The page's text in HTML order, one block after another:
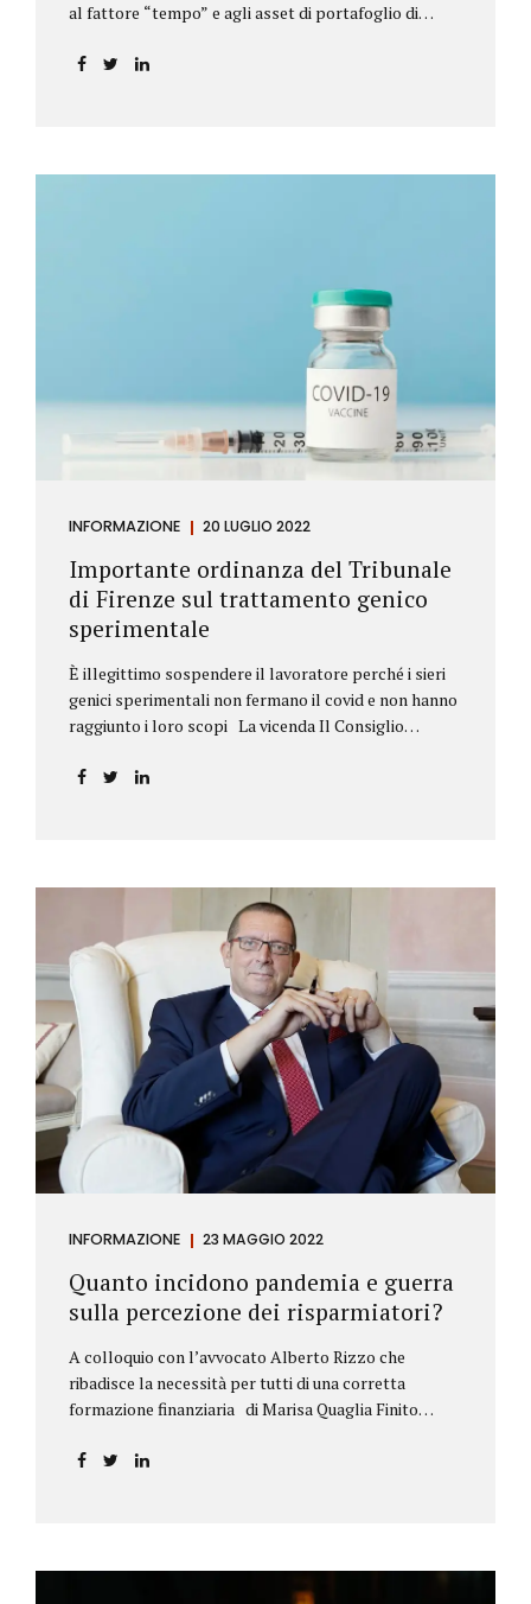
al fattore “tempo” e agli asset di portafoglio di
l’investitore Nelle definizioni di Wikipedia si legge:
Investitore: è colui che decide di investire il proprio
loro investimenti, mentre gli speculatori cercano...
INFORMAZIONE 20 LUGLIO 2022
Importante ordinanza del Tribunale
di Firenze sul trattamento genico
sperimentale
È illegittimo sospendere il lavoratore perché i sieri
genici sperimentali non fermano il covid e non hanno
raggiunto i loro scopi La vicenda Il Consiglio
alla sospensione di una propria iscritta, a causa del
76/2021. La psicologa ricorreva in via d’urgenza al
Tribunale di Firenze per chiedere la sospensione di
tale provvedimento, gravemente pregiudizievole per
la propria persona, in quanto impeditivo dello
svolgimento della libera professione. Per il Giudice
fiorentino, Dott.ssa Susanna Zanda, il
provvedimento assunto dal Consiglio lede...
INFORMAZIONE 23 MAGGIO 2022
Quanto incidono pandemia e guerra
sulla percezione dei risparmiatori?
A colloquio con l’avvocato Alberto Rizzo che
ribadisce la necessità per tutti di una corretta
formazione finanziaria di Marisa Quaglia Finito
periodo grigio della pandemia da Covid, possiamo
bancario e postale, direttore generale
dell’Accademia di educazione finanziaria presieduta